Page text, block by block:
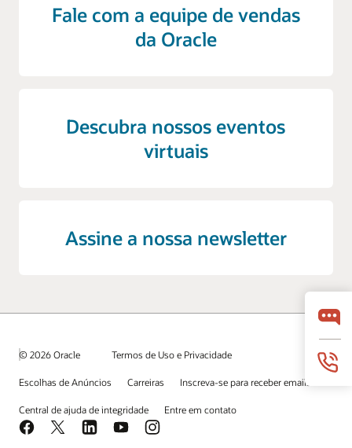
Fale com a equipe de vendas
da Oracle
Descubra nossos eventos
virtuais
Assine a nossa newsletter
© 2026 Oracle Termos de Uso e Privacidade
Escolhas de Anúncios Carreiras Inscreva-se para receber emails
Central de ajuda de integridade Entre em contato
Facebook
X LinkedInYouTubeInstagram